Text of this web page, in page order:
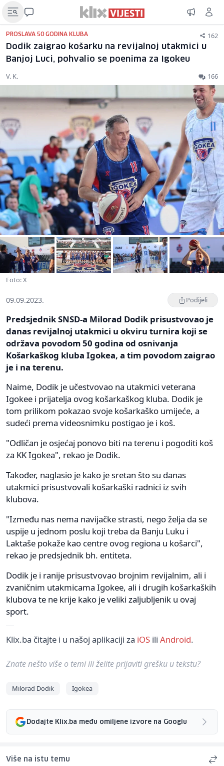
PROSLAVA 50 GODINA KLUBA 162
Dodik zaigrao košarku na revijalnoj utakmici u
Banjoj Luci, pohvalio se poenima za Igokeu
V. K. 166
Foto: X
09.09.2023. Podijeli
Predsjednik SNSD-a Milorad Dodik prisustvovao je
danas revijalnoj utakmici u okviru turnira koji se
održava povodom 50 godina od osnivanja
Košarkaškog kluba Igokea, a tim povodom zaigrao
je i na terenu.
Naime, Dodik je učestvovao na utakmici veterana
Igokee i prijatelja ovog košarkaškog kluba. Dodik je
tom prilikom pokazao svoje košarkaško umijeće, a
sudeći prema videosnimku postigao je i koš.
"Odličan je osjećaj ponovo biti na terenu i pogoditi koš
za KK Igokea", rekao je Dodik.
Također, naglasio je kako je sretan što su danas
utakmici prisustvovali košarkaški radnici iz svih
klubova.
"Između nas nema navijačke strasti, nego želja da se
uspije u jednom poslu koji treba da Banju Luku i
Laktaše pokaže kao centre ovog regiona u košarci",
rekao je predsjednik bh. entiteta.
Dodik je i ranije prisustvovao brojnim revijalnim, ali i
zvaničnim utakmicama Igokee, ali i drugih košarkaških
klubova te ne krije kako je veliki zaljubljenik u ovaj
sport.
Klix.ba čitajte i u našoj aplikaciji za iOS ili Android.
Znate nešto više o temi ili želite prijaviti grešku u tekstu?
Milorad Dodik Igokea
Dodajte Klix.ba među omiljene izvore na Googlu
Više na istu temu